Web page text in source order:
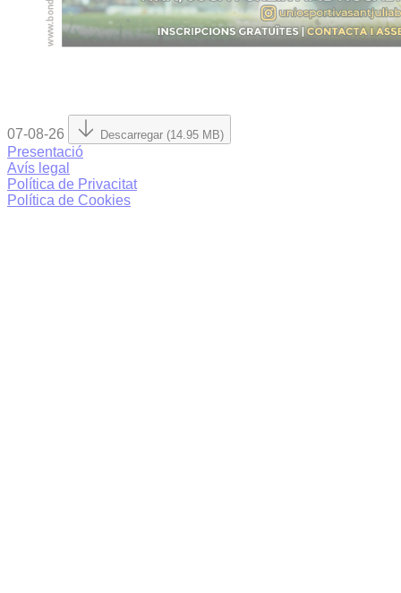
07-08-26 Descarregar (14.95 MB)
Presentació
Avís legal
Política de Privacitat
Política de Cookies